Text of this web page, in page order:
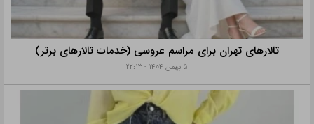
تالارهای تهران برای مراسم عروسی (خدمات تالارهای برتر)
۵ بهمن ۱۴۰۴ - ۲۲:۱۳